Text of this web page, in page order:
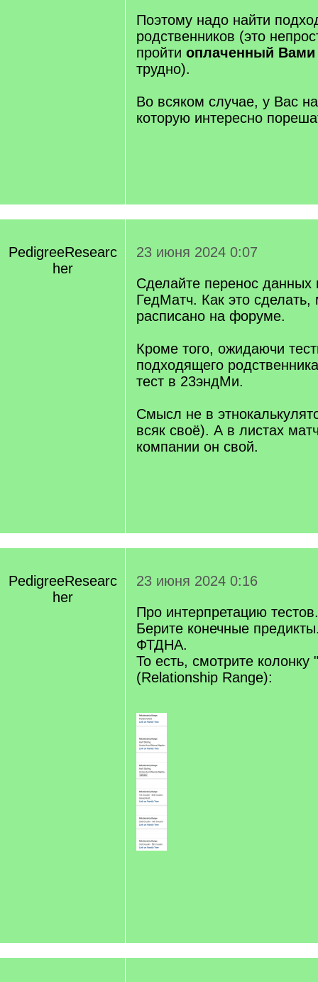
Поэтому надо найти
родственников (это
пройти оплаченный Вами
трудно).
Во всяком случае, у Вас
которую интересно
PedigreeResearc
her
23 июня 2024 0:07
Сделайте перенос
ГедМатч. Как это сделать,
расписано на форуме.
Кроме того, ожидаючи
подходящего
тест в 23эндМи.
Смысл не в
всяк своё). А в листах
компании он свой.
PedigreeResearc
her
23 июня 2024 0:16
Про интерпретацию тестов.
Берите конечные
ФТДНА.
То есть, смотрите колонку
(Relationship Range):